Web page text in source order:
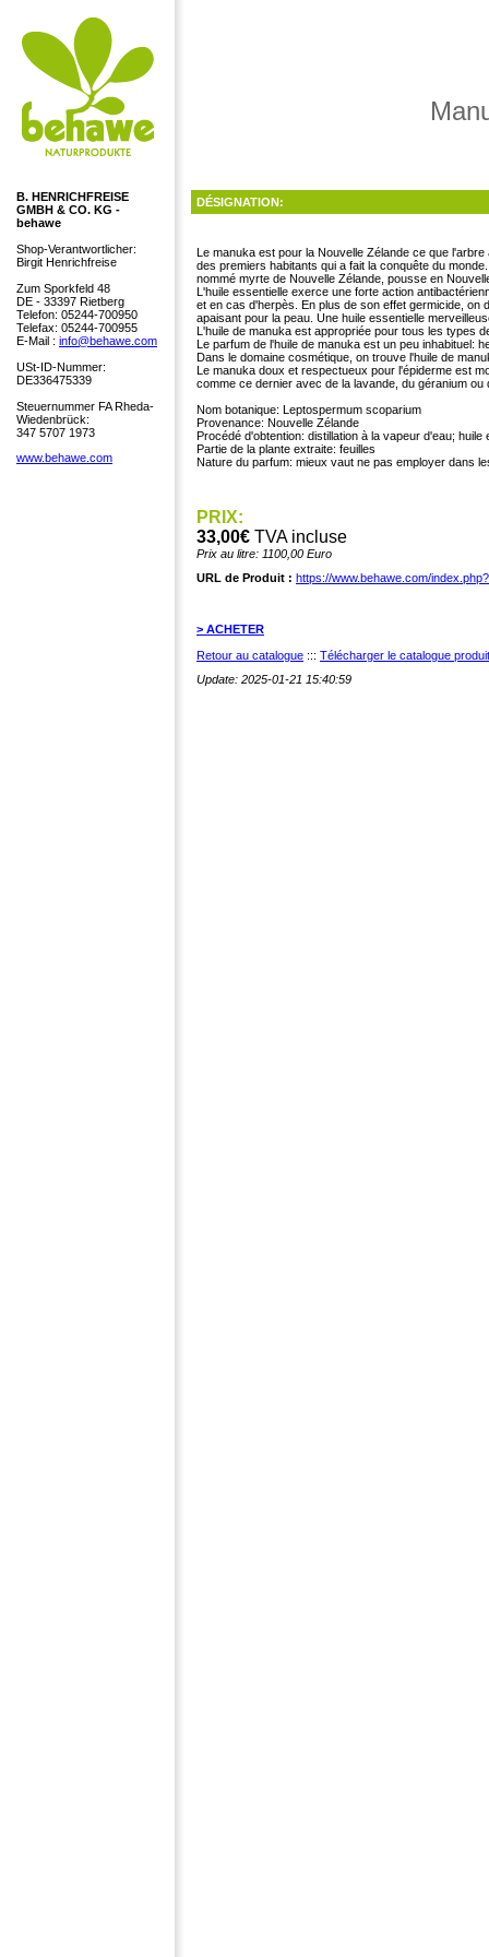
B. HENRICHFREISE
GMBH & CO. KG -
behawe
Shop-Verantwortlicher:
Birgit Henrichfreise
Zum Sporkfeld 48
DE - 33397 Rietberg
Telefon: 05244-700950
Telefax: 05244-700955
E-Mail : info@behawe.com
USt-ID-Nummer:
DE336475339
Steuernummer FA Rheda-
Wiedenbrück:
347 5707 1973
www.behawe.com
DÉSIGNATION:
Le manuka est pour la Nouvelle Zélande ce que
des premiers habitants qui a fait la conquête du
nommé myrte de Nouvelle Zélande, pousse en
L'huile essentielle exerce une forte action
et en cas d'herpès. En plus de son effet germicide, on
apaisant pour la peau. Une huile essentielle
L'huile de manuka est appropriée pour tous les types
Le parfum de l'huile de manuka est un peu inhabituel:
Dans le domaine cosmétique, on trouve l'huile de
Le manuka doux et respectueux pour l'épiderme est
comme ce dernier avec de la lavande, du géranium ou
Nom botanique: Leptospermum scoparium
Provenance: Nouvelle Zélande
Procédé d'obtention: distillation à la vapeur d'eau; huile
Partie de la plante extraite: feuilles
Nature du parfum: mieux vaut ne pas employer dans
PRIX:
33,00€ TVA incluse
Prix au litre: 1100,00 Euro
URL de Produit : https://www.behawe.com/
> ACHETER
Retour au catalogue ::: Télécharger le catalogue
Update: 2025-01-21 15:40:59